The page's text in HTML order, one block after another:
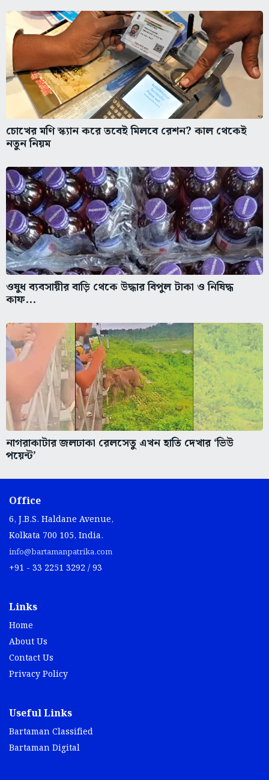
চোখের মণি স্ক্যান করে তবেই মিলবে রেশন? কাল থেকেই
নতুন নিয়ম
ওষুধ ব্যবসায়ীর বাড়ি থেকে উদ্ধার বিপুল টাকা ও নিষিদ্ধ
কাফ...
নাগরাকাটার জলঢাকা রেলসেতু এখন হাতি দেখার ‘ভিউ
পয়েন্ট’
Office
6, J.B.S. Haldane Avenue,
Kolkata 700 105, India.
info@bartamanpatrika.com
+91 - 33 2251 3292 / 93
Links
Home
About Us
Contact Us
Privacy Policy
Useful Links
Bartaman Classified
Bartaman Digital